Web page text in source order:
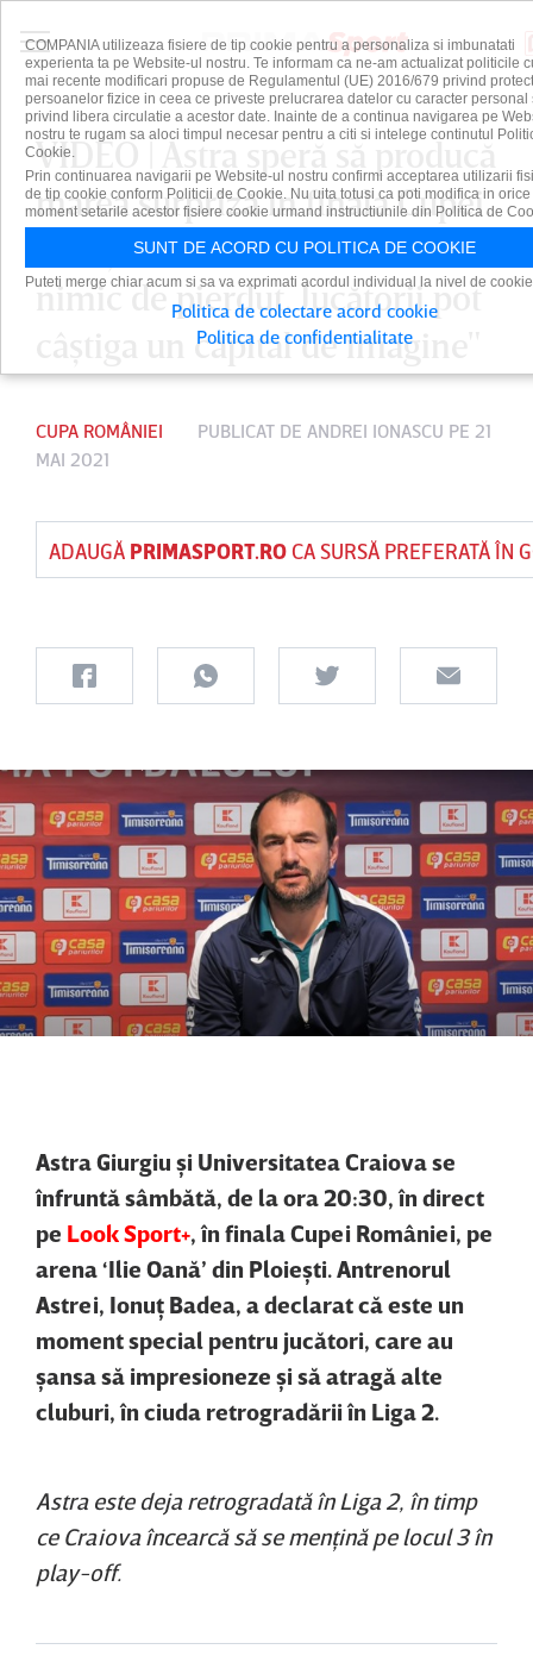
VIDEO | Astra speră să producă
marea surpriză în finala Cupei.
Ionuţ Badea: "Nu mai avem
nimic de pierdut. Jucătorii pot
câştiga un capital de imagine"
CUPA ROMÂNIEI PUBLICAT DE ANDREI IONASCU PE 21
MAI 2021
ADAUGĂ PRIMASPORT.ROCA SURSĂ PREFERATĂ ÎN
Astra Giurgiu şi Universitatea Craiova se
înfruntă sâmbătă, de la ora 20:30, în direct
pe Look Sport+, în finala Cupei României, pe
arena ‘Ilie Oană’ din Ploieşti. Antrenorul
Astrei, Ionuţ Badea, a declarat că este un
moment special pentru jucători, care au
şansa să impresioneze şi să atragă alte
cluburi, în ciuda retrogradării în Liga 2.
Astra este deja retrogradată în Liga 2, în timp
ce Craiova încearcă să se menţină pe locul 3 în
play-off.
COMPANIA utilizeaza fisiere de tip cookie pentru a personaliza si imbunatati
experienta ta pe Website-ul nostru. Te informam ca ne-am actualizat politicile
mai recente modificari propuse de Regulamentul (UE) 2016/679 privind
persoanelor fizice in ceea ce priveste prelucrarea datelor cu caracter personal
privind libera circulatie a acestor date. Inainte de a continua navigarea pe
nostru te rugam sa aloci timpul necesar pentru a citi si intelege continutul
Cookie.
Prin continuarea navigarii pe Website-ul nostru confirmi acceptarea utilizarii
de tip cookie conform Politicii de Cookie. Nu uita totusi ca poti modifica in orice
moment setarile acestor fisiere cookie urmand instructiunile din Politica de
SUNT DE ACORD CU POLITICA DE COOKIE
Puteti merge chiar acum si sa va exprimati acordul individual la nivel de
Politica de colectare acord cookie
Politica de confidentialitate